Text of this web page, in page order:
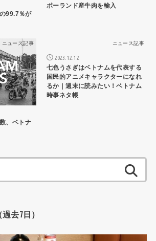
99.7％が
ポーランド産牛肉を輸入
ニュース記事
、ベトナ
ニュース記事
2023.12.12
七色うさぎはベトナムを代表する
国民的アニメキャラクターになれ
るか｜週末に読みたい！ベトナム
時事ネタ帳
索:
去7日）